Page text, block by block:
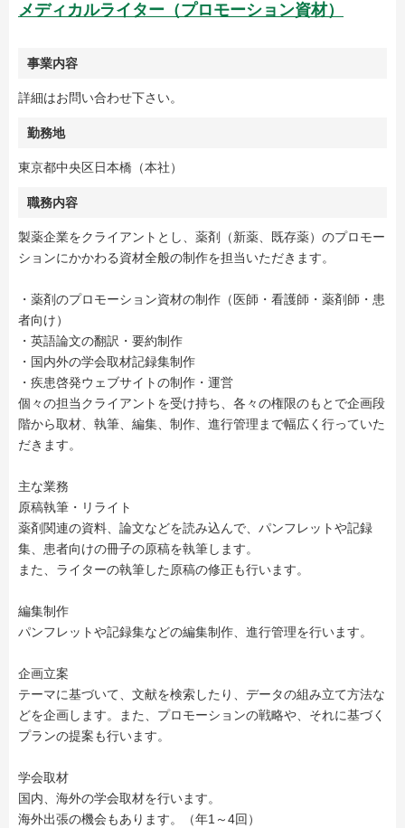
メディカルライター（プロモーション資材）
事業内容
詳細はお問い合わせ下さい。
勤務地
東京都中央区日本橋（本社）
職務内容
製薬企業をクライアントとし、薬剤（新薬、既存薬）のプロモー
ションにかかわる資材全般の制作を担当いただきます。
・薬剤のプロモーション資材の制作（医師・看護師・薬剤師・患
者向け）
・英語論文の翻訳・要約制作
・国内外の学会取材記録集制作
・疾患啓発ウェブサイトの制作・運営
個々の担当クライアントを受け持ち、各々の権限のもとで企画段
階から取材、執筆、編集、制作、進行管理まで幅広く行っていた
だきます。
主な業務
原稿執筆・リライト
薬剤関連の資料、論文などを読み込んで、パンフレットや記録
集、患者向けの冊子の原稿を執筆します。
また、ライターの執筆した原稿の修正も行います。
編集制作
パンフレットや記録集などの編集制作、進行管理を行います。
企画立案
テーマに基づいて、文献を検索したり、データの組み立て方法な
どを企画します。また、プロモーションの戦略や、それに基づく
プランの提案も行います。
学会取材
国内、海外の学会取材を行います。
海外出張の機会もあります。（年1～4回）